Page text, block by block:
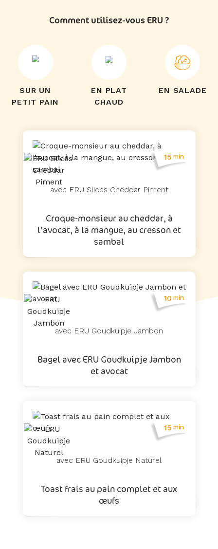
Comment utilisez-vous ERU ?
SUR UN
PETIT PAIN
EN PLAT
CHAUD
EN SALADE
15 min
avec ERU Slices Cheddar Piment
Croque-monsieur au cheddar, à
l’avocat, à la mangue, au cresson et
sambal
10 min
avec ERU Goudkuipje Jambon
Bagel avec ERU Goudkuipje Jambon
et avocat
15 min
avec ERU Goudkuipje Naturel
Toast frais au pain complet et aux
œufs